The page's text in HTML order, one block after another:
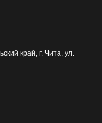
край, г. Чита, ул.